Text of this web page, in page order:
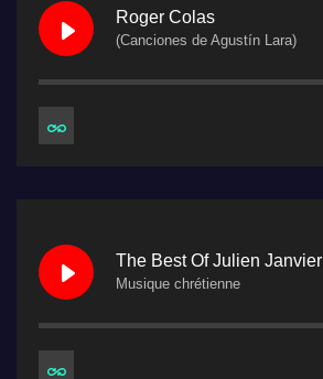
Roger Colas
(Canciones de Agustín Lara)
The Best Of Julien Janvier
Musique chrétienne